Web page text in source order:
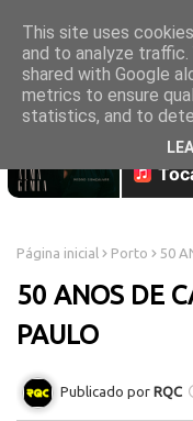
Página inicial Porto 50
50 ANOS DE
PAULO
RQC
This site uses
and to analyze traffic.
shared with Google
metrics to ensure
statistics, and to